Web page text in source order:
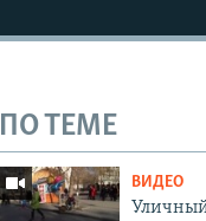
ПО ТЕМЕ
ВИДЕО